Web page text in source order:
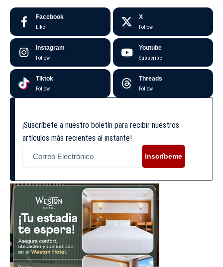
Facebook
Like
X
Follow
Instagram
Follow
Youtube
Subscribe
Tiktok
Follow
Threads
Follow
¡Suscríbete a nuestro boletín para recibir nuestros
artículos más recientes al instante!
Inscríbeme